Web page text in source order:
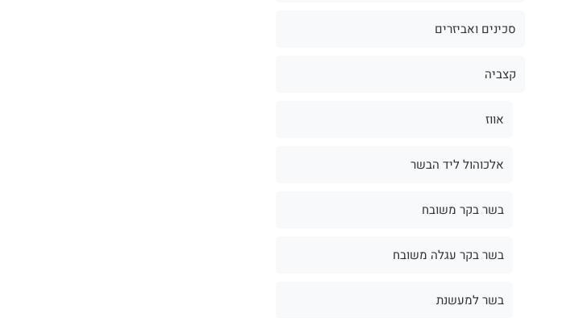
סכינים ואביזרים
קצביה
אווז
אלכוהול ליד הבשר
בשר בקר משובח
בשר בקר עגלה משובח
בשר למעשנת